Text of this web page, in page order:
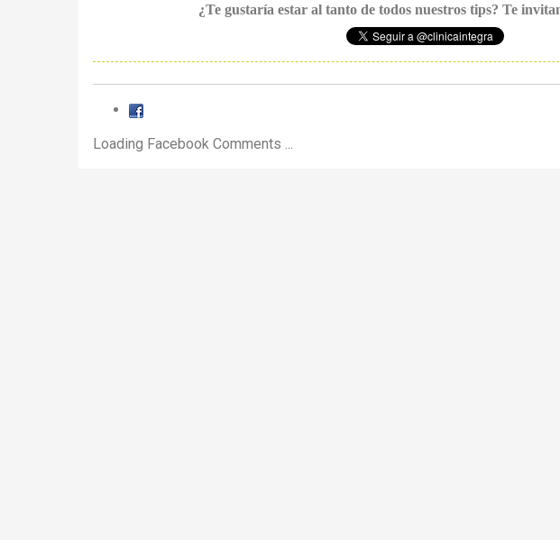
¿Te gustaría estar al tanto de todos nuestros tips? Te
Loading Facebook Comments ...